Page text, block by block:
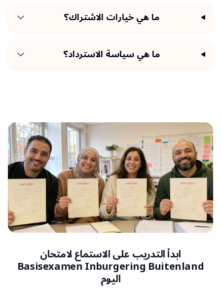
ما هي خيارات الاشتراك؟
ما هي سياسة الاسترداد؟
ابدأ التدريب على الاستماع لامتحان
Basisexamen Inburgering Buitenland
اليوم